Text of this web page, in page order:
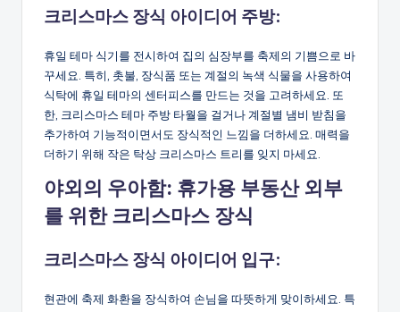
크리스마스 장식 아이디어 주방:
휴일 테마 식기를 전시하여 집의 심장부를 축제의 기쁨으로 바
꾸세요. 특히, 촛불, 장식품 또는 계절의 녹색 식물을 사용하여
식탁에 휴일 테마의 센터피스를 만드는 것을 고려하세요. 또
한, 크리스마스 테마 주방 타월을 걸거나 계절별 냄비 받침을
추가하여 기능적이면서도 장식적인 느낌을 더하세요. 매력을
더하기 위해 작은 탁상 크리스마스 트리를 잊지 마세요.
야외의 우아함: 휴가용 부동산 외부
를 위한 크리스마스 장식
크리스마스 장식 아이디어 입구:
현관에 축제 화환을 장식하여 손님을 따뜻하게 맞이하세요. 특